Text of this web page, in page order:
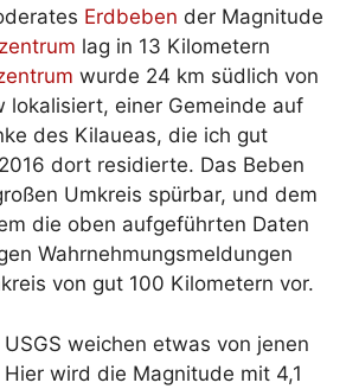
Erdbeben der Magnitude
lag in 13 Kilometern
wurde 24 km südlich von
lokalisiert, einer Gemeinde auf
des Kilaueas, die ich gut
dort residierte. Das Beben
Umkreis spürbar, und dem
die oben aufgeführten Daten
Wahrnehmungsmeldungen
von gut 100 Kilometern vor.
weichen etwas von jenen
Hier wird die Magnitude mit 4,1